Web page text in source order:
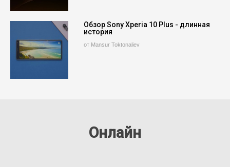
Обзор Sony Xperia 10 Plus - длинная
история
от Mansur Toktonaliev
Онлайн